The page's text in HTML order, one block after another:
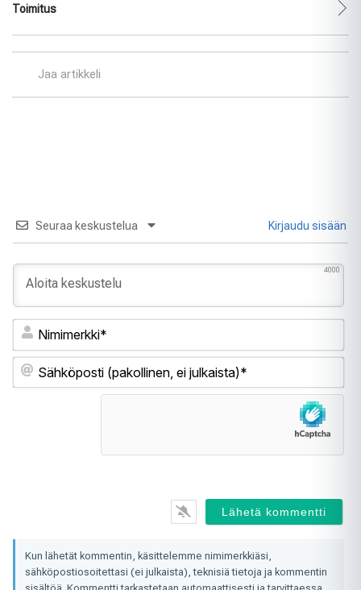
Toimitus
Jaa artikkeli
Seuraa keskustelua Kirjaudu sisään
4000
ei
Kun lähetät kommentin, käsittelemme nimimerkkiäsi,
sähköpostiosoitettasi (ei julkaista), teknisiä tietoja ja kommentin